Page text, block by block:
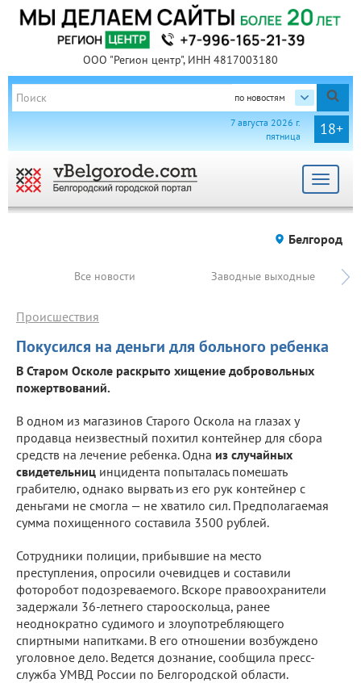
ООО "Регион центр", ИНН 4817003180
по новостям
18+
7 августа 2026 г.
пятница
Toggle
Белгород
Все новости Заводные выходные
Покусился на деньги для больного ребенка
Происшествия
В Старом Осколе раскрыто хищение добровольных
пожертвований.
В одном из магазинов Старого Оскола на глазах у
продавца неизвестный похитил контейнер для сбора
средств на лечение ребенка. Одна из случайных
свидетельниц инцидента попыталась помешать
грабителю, однако вырвать из его рук контейнер с
деньгами не смогла — не хватило сил. Предполагаемая
сумма похищенного составила 3500 рублей.
Сотрудники полиции, прибывшие на место
преступления, опросили очевидцев и составили
фоторобот подозреваемого. Вскоре правоохранители
задержали 36-летнего старооскольца, ранее
неоднократно судимого и злоупотребляющего
спиртными напитками. В его отношении возбуждено
уголовное дело. Ведется дознание, сообщила пресс-
служба УМВД России по Белгородской области.